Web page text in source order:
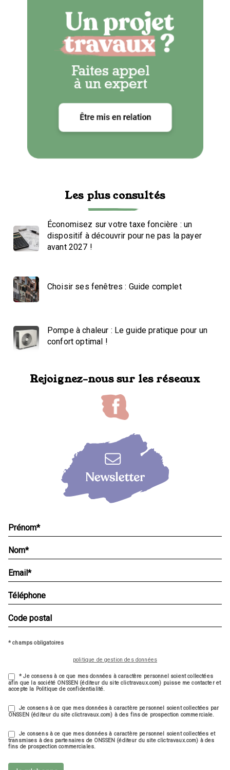
Les plus consultés
Économisez sur votre taxe foncière : un
dispositif à découvrir pour ne pas la payer
avant 2027 !
Choisir ses fenêtres : Guide complet
Pompe à chaleur : Le guide pratique pour un
confort optimal !
Rejoignez-nous sur les réseaux
* champs obligatoires
politique de gestion des données
* Je consens à ce que mes données à caractère personnel soient collectées
afin que la société ONSSEN (éditeur du site clictravaux.com) puisse me contacter et
accepte la Politique de confidentialité.
Je consens à ce que mes données à caractère personnel soient collectées par
ONSSEN (éditeur du site clictravaux.com) à des fins de prospection commerciale.
Je consens à ce que mes données à caractère personnel soient collectées et
transmises à des partenaires de ONSSEN (éditeur du site clictravaux.com) à des
fins de prospection commerciales.